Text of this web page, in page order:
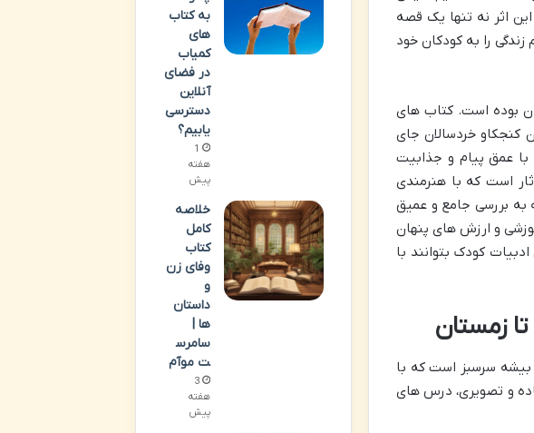
اثر نه تنها یک قصه
را به کودکان خود
بوده است. کتاب های
کنجکاو خردسالان جای
با عمق پیام و جذابیت
است که با هنرمندی
به بررسی جامع و عمیق
و ارزش های پنهان
کودک بتوانند با
زمستان
بیشه سرسبز است که با
و تصویری، درس های
به کتاب
های
کمیاب
در فضای
آنلاین
دسترسی
یابیم؟
1
هفته
پیش
خلاصه
کامل
کتاب
وفای زن
و
داستان
ها |
سامرس
ت موآم
3
هفته
پیش